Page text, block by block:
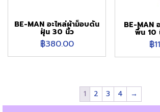
BE-MAN อะไหล่ผ้าม็อบดัน
ฝุ่น 30 นิ้ว
฿380.00
BE-MAN
พื้น 10
฿
1 2 3 4 →